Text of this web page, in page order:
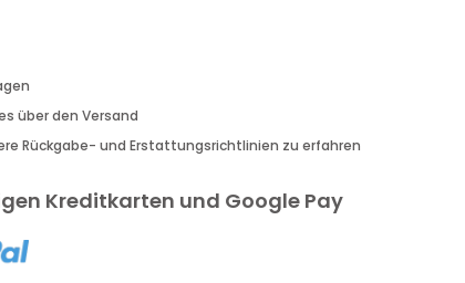
über den Versand
Rückgabe- und Erstattungsrichtlinien zu erfahren
Kreditkarten und Google Pay